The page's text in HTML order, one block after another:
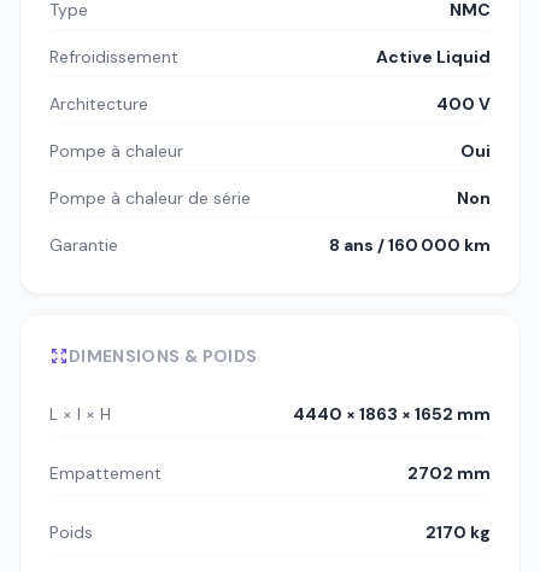
Type NMC
Refroidissement Active Liquid
Architecture 400 V
Pompe à chaleur Oui
Pompe à chaleur de série Non
Garantie 8 ans / 160 000 km
DIMENSIONS & POIDS
L × l × H 4440 × 1863 × 1652 mm
Empattement 2702 mm
Poids 2170 kg